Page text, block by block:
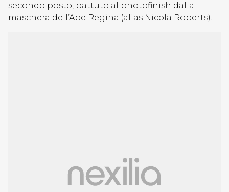
secondo posto, battuto al photofinish dalla
maschera dell’Ape Regina.(alias Nicola Roberts).